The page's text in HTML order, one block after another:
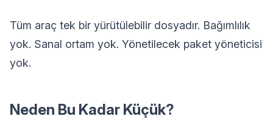
Tüm araç tek bir yürütülebilir dosyadır. Bağımlılık
yok. Sanal ortam yok. Yönetilecek paket yöneticisi
yok.
Neden Bu Kadar Küçük?